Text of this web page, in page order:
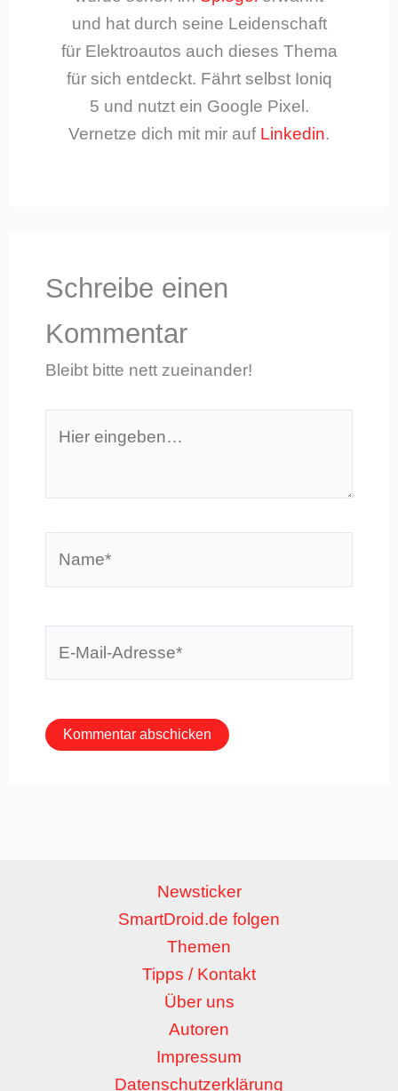
und hat durch seine Leidenschaft
für Elektroautos auch dieses Thema
für sich entdeckt. Fährt selbst Ioniq
5 und nutzt ein Google Pixel.
Vernetze dich mit mir auf Linkedin.
Schreibe einen
Kommentar
Bleibt bitte nett zueinander!
eingeben…
Newsticker
SmartDroid.de folgen
Themen
Tipps / Kontakt
Über uns
Autoren
Impressum
Datenschutzerklärung